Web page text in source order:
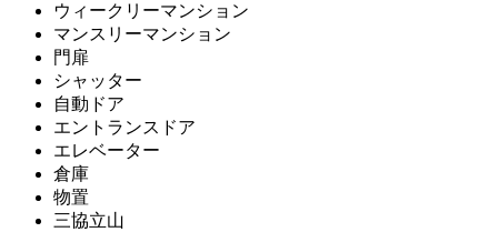
ウィークリーマンション
マンスリーマンション
門扉
シャッター
自動ドア
エントランスドア
エレベーター
倉庫
物置
三協立山